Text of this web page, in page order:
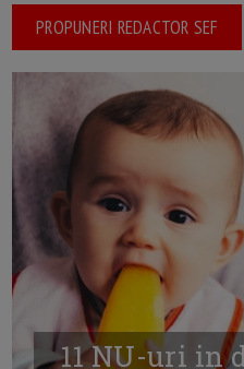
PROPUNERI REDACTOR SEF
11 NU-uri in